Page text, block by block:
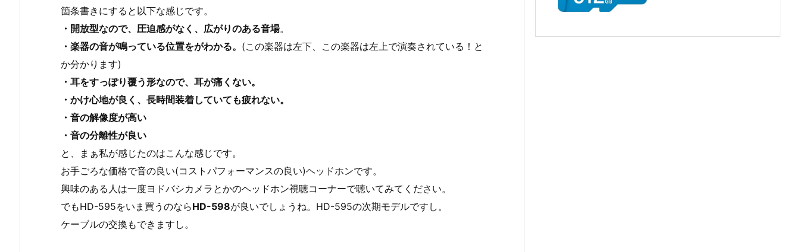
箇条書きにすると以下な感じです。
・開放型なので、圧迫感がなく、広がりのある音場。
・楽器の音が鳴っている位置をがわかる。 (この楽器は左下、この楽器は左上で演奏されている！と
か分かります)
・耳をすっぽり覆う形なので、耳が痛くない。
・かけ心地が良く、長時間装着していても疲れない。
・音の解像度が高い
・音の分離性が良い
と、まぁ私が感じたのはこんな感じです。
お手ごろな価格で音の良い(コストパフォーマンスの良い)ヘッドホンです。
興味のある人は一度ヨドバシカメラとかのヘッドホン視聴コーナーで聴いてみてください。
でもHD-595をいま買うのならHD-598が良いでしょうね。HD-595の次期モデルですし。
ケーブルの交換もできますし。